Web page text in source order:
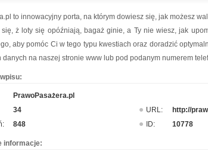
to innowacyjny porta, na którym dowiesz się, jak możesz
ż loty się opóźniają, bagaż ginie, a Ty nie wiesz, jak
aby pomóc Ci w tego typu kwestiach oraz doradzić
danych na naszej stronie www lub pod podanym numerem
PrawoPasażera.pl
34 URL:
http://
848 ID: 10778
informacje: